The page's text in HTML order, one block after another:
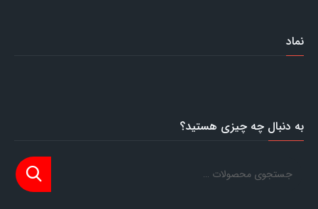
نماد
به دنبال چه چیزی هستید؟